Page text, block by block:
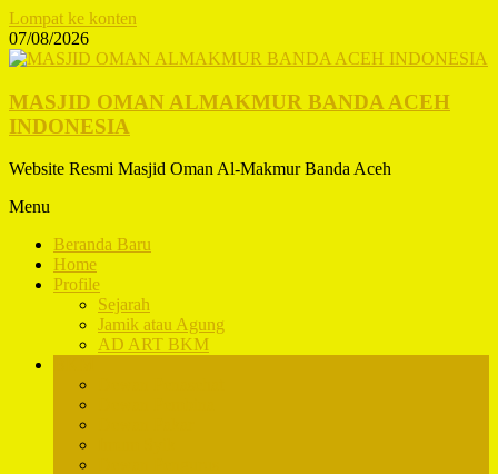
Lompat ke konten
07/08/2026
MASJID OMAN ALMAKMUR BANDA ACEH
INDONESIA
Website Resmi Masjid Oman Al-Makmur Banda Aceh
Menu
Beranda Baru
Home
Profile
Sejarah
Jamik atau Agung
AD ART BKM